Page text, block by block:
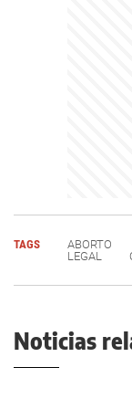
TAGS ABORTO
LEGAL
Noticias